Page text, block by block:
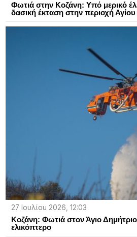
Φωτιά στην Κοζάνη: Υπό μερικό
δασική έκταση στην περιοχή
27 Ιουλίου 2026, 12:03
Κοζάνη: Φωτιά στον Άγιο
ελικόπτερο